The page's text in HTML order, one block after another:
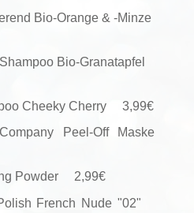
Bio-Orange & -Minze
Bio-Granatapfel
Cheeky Cherry 3,99€
Peel-Off Maske
Powder 2,99€
French Nude "02"